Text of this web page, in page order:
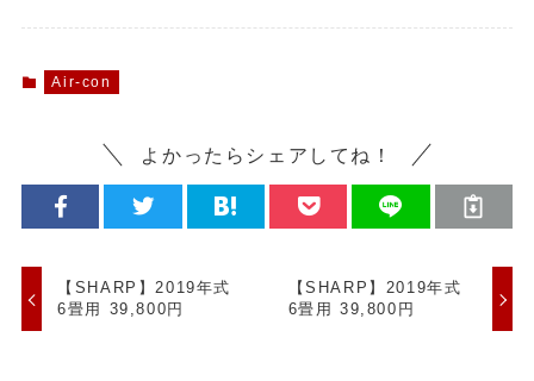
Air-con
よかったらシェアしてね！
【SHARP】2019年式
6畳用 39,800円
【SHARP】2019年式
6畳用 39,800円